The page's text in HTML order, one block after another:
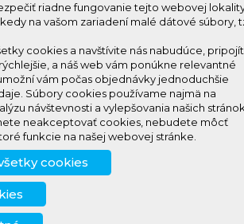
Odoberaj Kam na
Horehroní
Prihlás sa na odber a
dostávaj novinky ako prvý
riadne fungovanie tejto webovej
na vašom zariadení malé dátové súbory,
cookies a navštívite nás nabudúce,
a náš web vám ponúkne relevantné
vám počas objednávky jednoduchšie
Súbory cookies používame najmä na
návštevnosti a vylepšovania našich
neakceptovať cookies, nebudete môcť
funkcie na našej webovej stránke.
cookies